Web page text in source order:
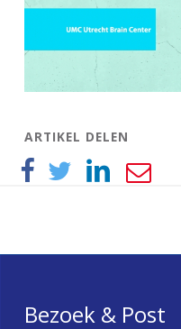
ARTIKEL DELEN
Bezoek & Post